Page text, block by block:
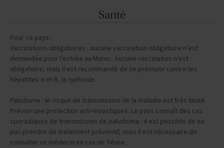
Pour ce pays :
Vaccinations obligatoires : aucune vaccination obligatoire n’est
demandée pour l’entrée au Maroc. Aucune vaccination n’est
obligatoire, mais il est recommandé de se prémunir contre les
Paludisme : le risque de transmission de la maladie est très limité.
Prévoir une protection anti-moustiques. Le pays connaît des cas
sporadiques de transmission de paludisme : il est possible de ne
pas prendre de traitement préventif, mais il est nécessaire de